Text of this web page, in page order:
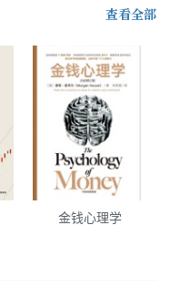
查看全部
金钱心理学